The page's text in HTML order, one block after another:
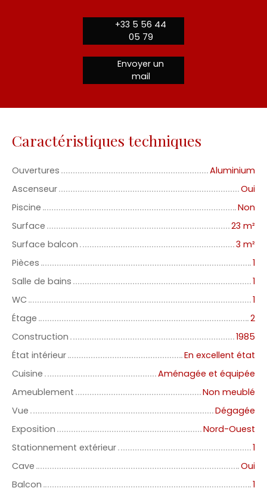
+33 5 56 44
05 79
Envoyer un
mail
Caractéristiques techniques
Ouvertures
Aluminium
Ascenseur
Oui
Piscine
Non
Surface
23 m²
Surface balcon
3 m²
Pièces
1
Salle de bains
1
WC
1
Étage
2
Construction
1985
État intérieur
En excellent état
Cuisine
Aménagée et équipée
Ameublement
Non meublé
Vue
Dégagée
Exposition
Nord-Ouest
Stationnement extérieur
1
Cave
Oui
Balcon
1